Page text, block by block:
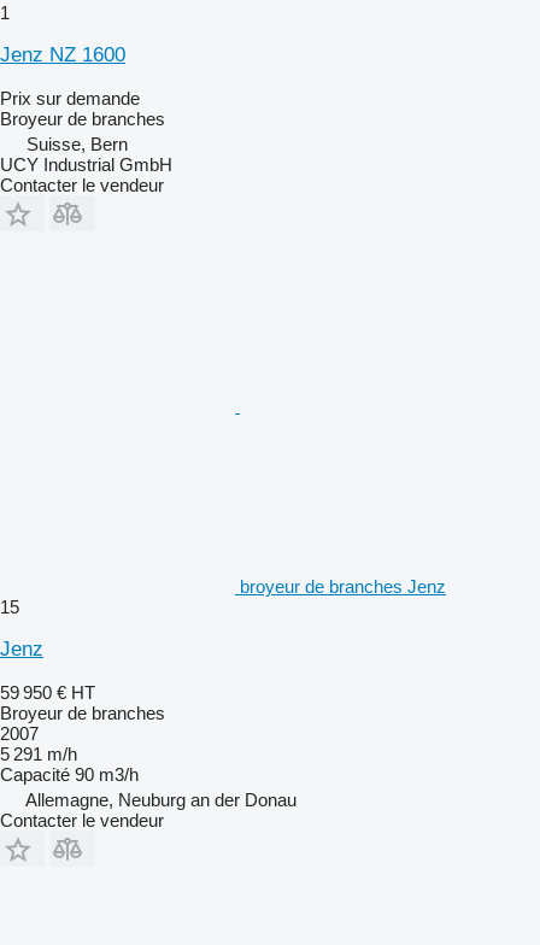
1
Jenz NZ 1600
Prix sur demande
Broyeur de branches
Suisse, Bern
UCY Industrial GmbH
Contacter le vendeur
broyeur de branches Jenz
15
Jenz
59 950 € HT
Broyeur de branches
2007
5 291 m/h
Capacité 90 m3/h
Allemagne, Neuburg an der Donau
Contacter le vendeur